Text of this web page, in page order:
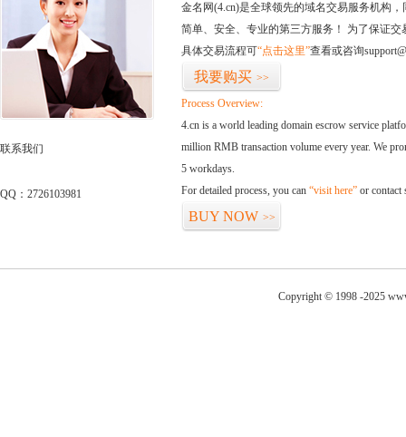
联系我们
QQ：2726103981
金名网(4.cn)是全球领先的域名交易服务机构
简单、安全、专业的第三方服务！ 为了保证
具体交易流程可“点击这里”查看或咨询
我要购买 >>
Process Overview:
4.cn is a world leading domain escrow service
million RMB transaction volume every year. We
5 workdays.
For detailed process, you can “visit here” or contact
BUY NOW >>
Copyright © 1998 -2025